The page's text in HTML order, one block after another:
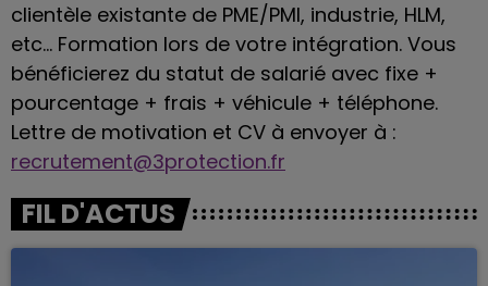
clientèle existante de PME/PMI, industrie, HLM,
etc... Formation lors de votre intégration. Vous
bénéficierez du statut de salarié avec fixe +
pourcentage + frais + véhicule + téléphone.
Lettre de motivation et CV à envoyer à :
recrutement@3protection.fr
FIL D'ACTUS